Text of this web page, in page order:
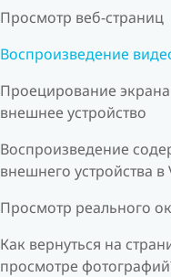
Просмотр веб-страниц
Воспроизведение
Проецирование экрана
внешнее устройство
Воспроизведение
внешнего устройства в
Просмотр реального
Как вернуться на
просмотре